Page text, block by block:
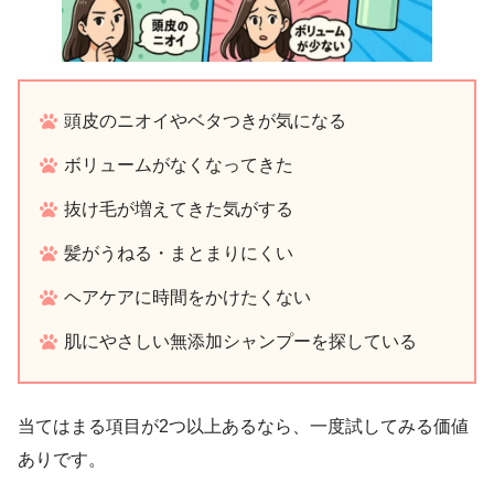
頭皮のニオイやベタつきが気になる
ボリュームがなくなってきた
抜け毛が増えてきた気がする
髪がうねる・まとまりにくい
ヘアケアに時間をかけたくない
肌にやさしい無添加シャンプーを探している
当てはまる項目が2つ以上あるなら、一度試してみる価値
ありです。